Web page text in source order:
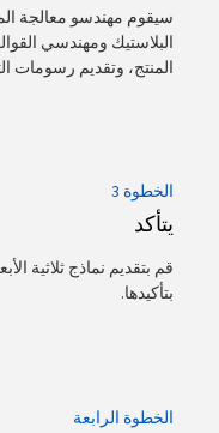
سيقوم مهندسو معالجة
البلاستيك ومهندسي
المنتج، وتقديم رسومات
الخطوة 3
يتأكد
قم بتقديم نماذج ثلاثية
بتأكيدها.
الخطوة الرابعة